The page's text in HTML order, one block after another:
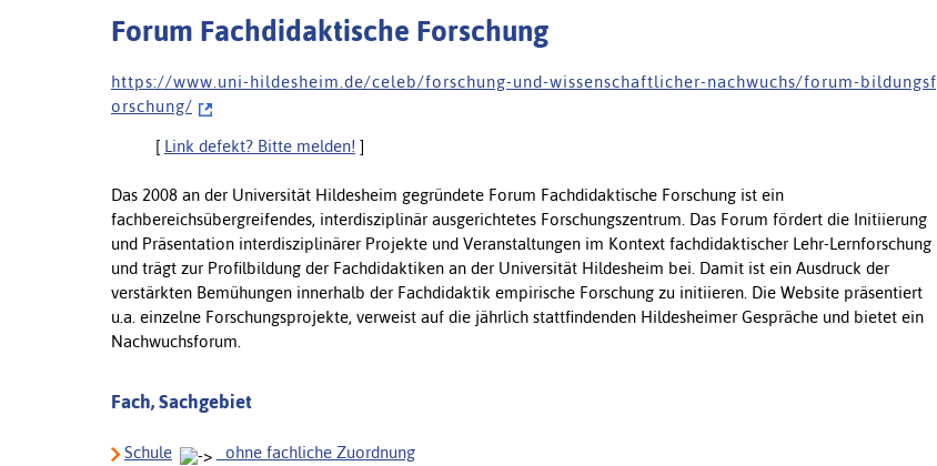
Forum Fachdidaktische Forschung
h t t p s : / / w w w . u n i - h i l d e s h e i m . d e / c e l e b / f o r s c h u n g - u n d - w i s s e n s c h a f t l i c h e r - n a c h w u c h s / f o r u m - b i l d u n g s f
o r s c h u n g /
[ Link defekt? Bitte melden! ]
Das 2008 an der Universität Hildesheim gegründete Forum Fachdidaktische Forschung ist ein
fachbereichsübergreifendes, interdisziplinär ausgerichtetes Forschungszentrum. Das Forum fördert die Initiierung
und Präsentation interdisziplinärer Projekte und Veranstaltungen im Kontext fachdidaktischer Lehr-Lernforschung
und trägt zur Profilbildung der Fachdidaktiken an der Universität Hildesheim bei. Damit ist ein Ausdruck der
verstärkten Bemühungen innerhalb der Fachdidaktik empirische Forschung zu initiieren. Die Website präsentiert
u.a. einzelne Forschungsprojekte, verweist auf die jährlich stattfindenden Hildesheimer Gespräche und bietet ein
Nachwuchsforum.
Fach, Sachgebiet
Schule
_ohne fachliche Zuordnung